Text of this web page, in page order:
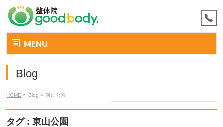
MENU
Blog
HOME » Blog » 東山公園
タグ : 東山公園